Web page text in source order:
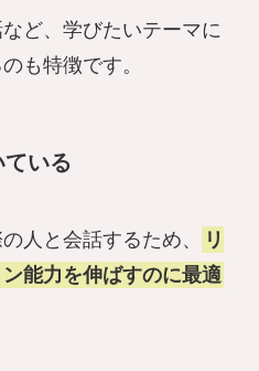
ど、学びたいテーマに
も特徴です。
いる
人と会話するため、
リ
能力を伸ばすのに最適